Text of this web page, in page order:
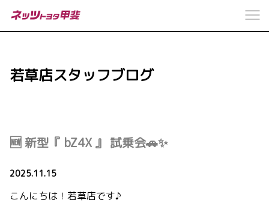
若草店スタッフブログ
🆕 新型『 bZ4X 』 試乗会🚗✨
2025.11.15
こんにちは！若草店です♪